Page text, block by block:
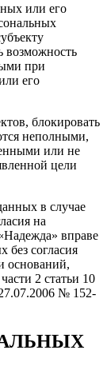
или его
возможность
при
его
блокировать
неполными,
или не
цели
в случае
на
вправе
без согласия
оснований,
2 статьи 10
№ 152-